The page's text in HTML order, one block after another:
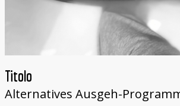
Titolo
Alternatives Ausgeh-